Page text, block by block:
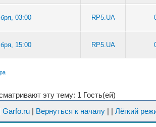
03:00 RP5.UA
15:00 RP5.UA
эту тему: 1 Гость(ей)
Garfo.ru | Вернуться к началу | | Лёгкий